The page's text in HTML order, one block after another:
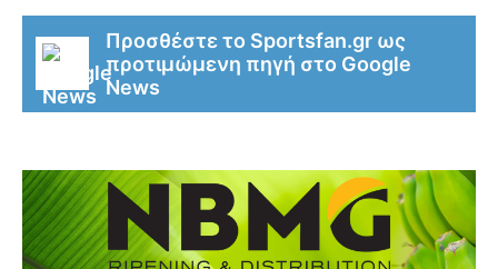
Προσθέστε το Sportsfan.gr ως
προτιμώμενη πηγή στο Google
News